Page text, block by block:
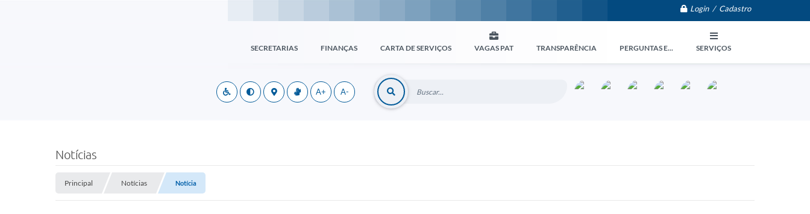
Login / Cadastro
SECRETARIAS FINANÇAS CARTA DE SERVIÇOS VAGAS PAT TRANSPARÊNCIA PERGUNTAS E... SERVIÇOS
A+ A-
Notícias
Principal Notícias Notícia